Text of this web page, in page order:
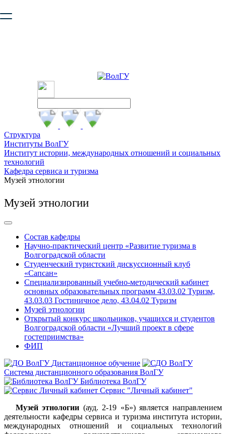
безопасную работу с сайтом. Пожалуйста
Структура
Институты ВолГУ
Институт истории, международных отношений и социальных
технологий
Кафедра сервиса и туризма
Музей этнологии
Музей этнологии
Состав кафедры
Научно-практический центр «Развитие туризма в
Волгоградской области
Студенческий туристский дискуссионный клуб
«Сапсан»
Специализированный учебно-методический кабинет
основных образовательных программ 43.03.02 Туризм,
43.03.03 Гостиничное дело, 43.04.02 Туризм
Музей этнологии
Открытый конкурс школьников, учащихся и студентов
Волгоградской области «Лучший проект в сфере
гостеприимства»
ФИП
Дистанционное обучение
Система дистанционного образования ВолГУ
Библиотека ВолГУ
Сервис "Личный кабинет"
Музей этнологии ​​​​​​​(ауд. 2-19 «Б») является направлением
деятельности кафедры сервиса и туризма института истории,
международных отношений и социальных технологий